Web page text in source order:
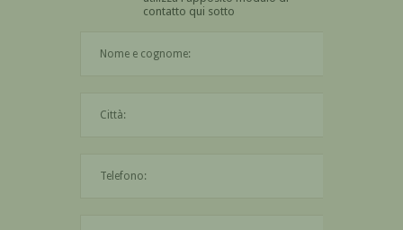
contatto qui sotto